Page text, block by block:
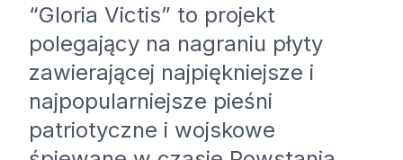
“Gloria Victis” to projekt
polegający na nagraniu płyty
zawierającej najpiękniejsze i
najpopularniejsze pieśni
patriotyczne i wojskowe